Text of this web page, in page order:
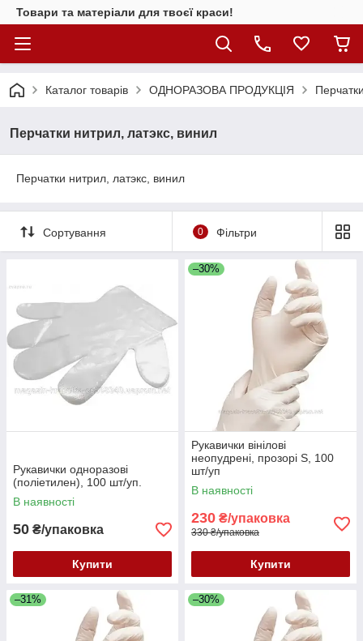
Товари та матеріали для твоєї краси!
Каталог товарiв ОДНОРАЗОВА ПРОДУКЦІЯ
Перчатки нитрил, латэкс, винил
Перчатки нитрил, латэкс, винил
Сортування 0 Фільтри
Рукавички одноразові
(поліетилен), 100 шт/уп.
В наявності
50 ₴/упаковка
Купити
–30%
Рукавички вінілові
неопудрені, прозорі S, 100
шт/уп
В наявності
230 ₴/упаковка
330 ₴/упаковка
Купити
–31% –30%